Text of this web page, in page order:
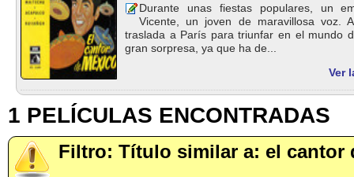
Durante unas fiestas populares, un
Vicente, un joven de maravillosa voz.
traslada a París para triunfar en el mundo
gran sorpresa, ya que ha de...
Ver
1 PELÍCULAS ENCONTRADAS
Filtro: Título similar a: el cantor